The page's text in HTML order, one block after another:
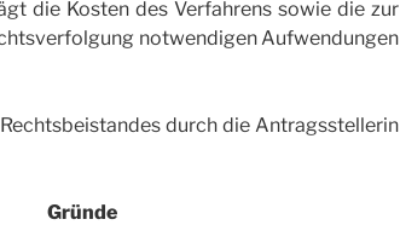
die Kosten des Verfahrens sowie die zur
notwendigen Aufwendungen
durch die Antragsstellerin
Gründe